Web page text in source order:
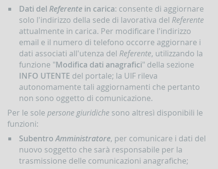
Dati del Referente in carica: consente di aggiornare
solo l'indirizzo della sede di lavorativa del Referente
attualmente in carica. Per modificare l'indirizzo
email e il numero di telefono occorre aggiornare i
dati associati all'utenza del Referente, utilizzando la
funzione "Modifica dati anagrafici" della sezione
INFO UTENTE del portale; la UIF rileva
autonomamente tali aggiornamenti che pertanto
non sono oggetto di comunicazione.
Per le sole persone giuridiche sono altresì disponibili le
funzioni:
SubentroAmministratore, per comunicare i dati del
nuovo soggetto che sarà responsabile per la
trasmissione delle comunicazioni anagrafiche;